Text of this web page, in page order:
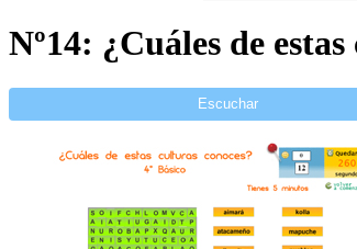
Nº14: ¿Cuáles de
Escuchar